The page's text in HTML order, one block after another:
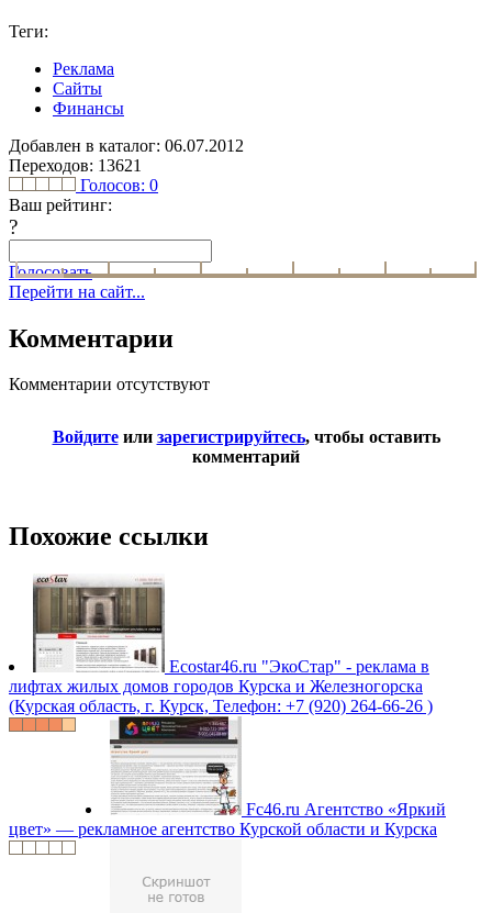
Теги:
Реклама
Сайты
Финансы
Добавлен в каталог: 06.07.2012
Переходов: 13621
Голосов: 0
Ваш рейтинг:
?
Голосовать
Перейти на сайт...
Комментарии
Комментарии отсутствуют
Войдитеили зарегистрируйтесь, чтобы оставить
комментарий
Похожие ссылки
Ecostar46.ru "ЭкоСтар" - реклама в
лифтах жилых домов городов Курска и Железногорска
(Курская область, г. Курск, Телефон: +7 (920) 264-66-26 )
Fc46.ru Агентство «Яркий
цвет» — рекламное агентство Курской области и Курска